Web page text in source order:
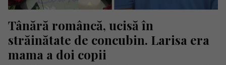
Tânără româncă, ucisă în
străinătate de concubin. Larisa era
mama a doi copii